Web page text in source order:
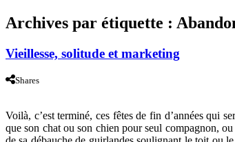
Archives par étiquette :
Vieillesse, solitude et marketing
Shares
Voilà, c’est terminé, ces fêtes de fin d’années qui
que son chat ou son chien pour seul compagnon,